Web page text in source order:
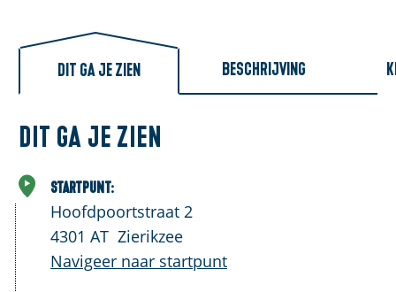
Dit ga je zien Beschrijving
Dit ga je zien
Startpunt:
Hoofdpoortstraat 2
4301 AT Zierikzee
Navigeer naar startpunt